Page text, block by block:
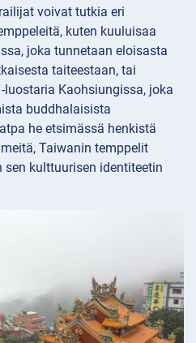
voivat tutkia eri
kuten kuuluisaa
joka tunnetaan eloisasta
taiteestaan, tai
luostaria Kaohsiungissa, joka
buddhalaisista
he etsimässä henkistä
Taiwanin temppelit
kulttuurisen identiteetin